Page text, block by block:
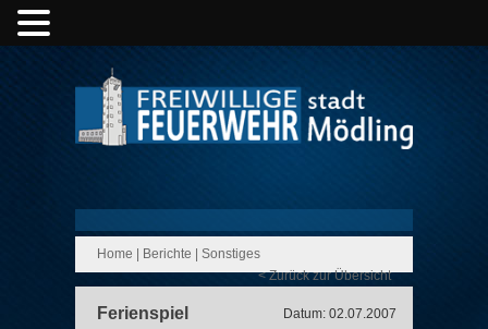
Home Berichte
Sonstiges
< Zurück zur Übersicht
Ferienspiel Datum: 02.07.2007